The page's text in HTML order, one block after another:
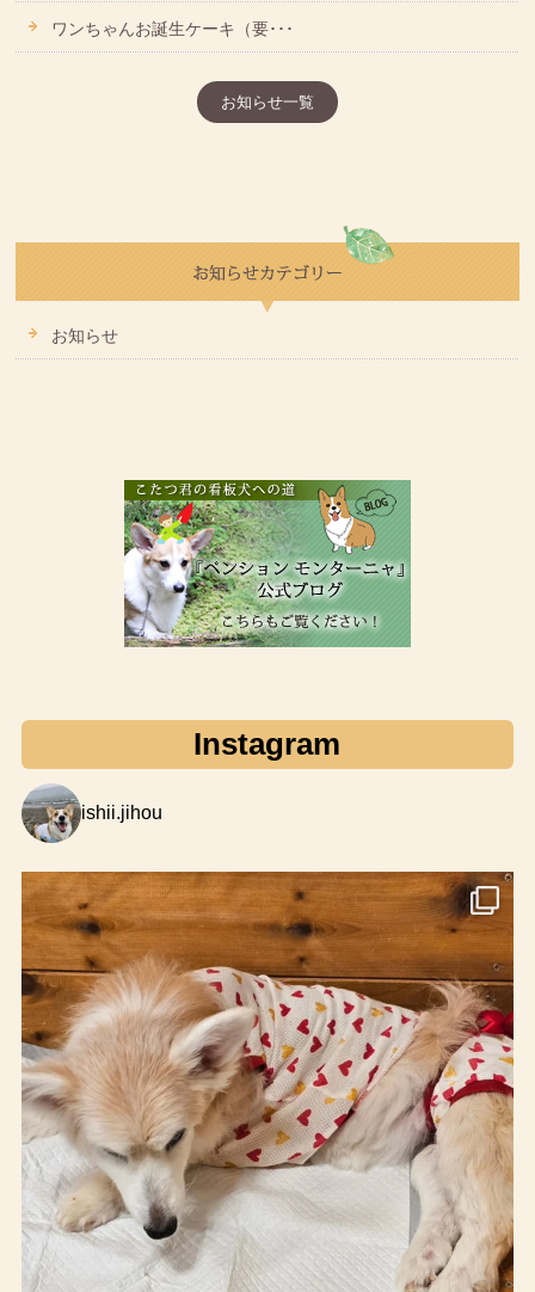
ワンちゃんお誕生ケーキ（要･･･
お知らせ一覧
お知らせ
Instagram
ishii.jihou